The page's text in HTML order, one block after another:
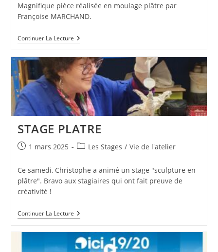
Magnifique pièce réalisée en moulage plâtre par
Françoise MARCHAND.
Continuer La LectureMA
PETITE
STAGE PLATRE
Publication
1 mars 2025
PostLes Stages / Vie de l'atelier
Ce samedi, Christophe a animé un stage "sculpture en
plâtre". Bravo aux stagiaires qui ont fait preuve de
créativité !
Continuer La LectureSTAGE
PLATRE